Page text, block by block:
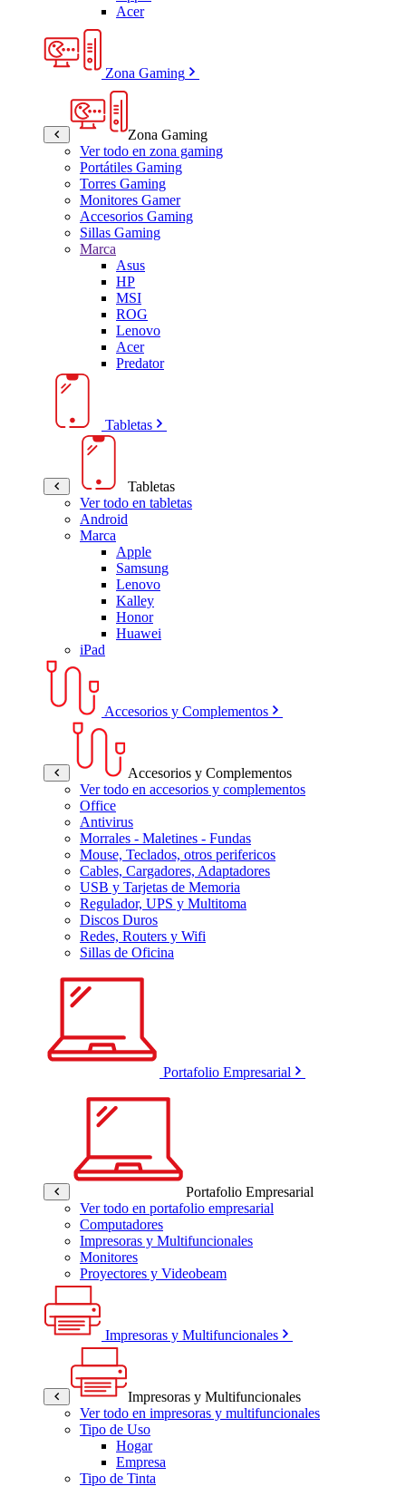
Acer
Zona Gaming
Zona Gaming
Ver todo en zona gaming
Portátiles Gaming
Torres Gaming
Monitores Gamer
Accesorios Gaming
Sillas Gaming
Marca
Asus
HP
MSI
ROG
Lenovo
Acer
Predator
Tabletas
Tabletas
Ver todo en tabletas
Android
Marca
Apple
Samsung
Lenovo
Kalley
Honor
Huawei
iPad
Accesorios y Complementos
Accesorios y Complementos
Ver todo en accesorios y complementos
Office
Antivirus
Morrales - Maletines - Fundas
Mouse, Teclados, otros perifericos
Cables, Cargadores, Adaptadores
USB y Tarjetas de Memoria
Regulador, UPS y Multitoma
Discos Duros
Redes, Routers y Wifi
Sillas de Oficina
Portafolio Empresarial
Portafolio Empresarial
Ver todo en portafolio empresarial
Computadores
Impresoras y Multifuncionales
Monitores
Proyectores y Videobeam
Impresoras y Multifuncionales
Impresoras y Multifuncionales
Ver todo en impresoras y multifuncionales
Tipo de Uso
Hogar
Empresa
Tipo de Tinta